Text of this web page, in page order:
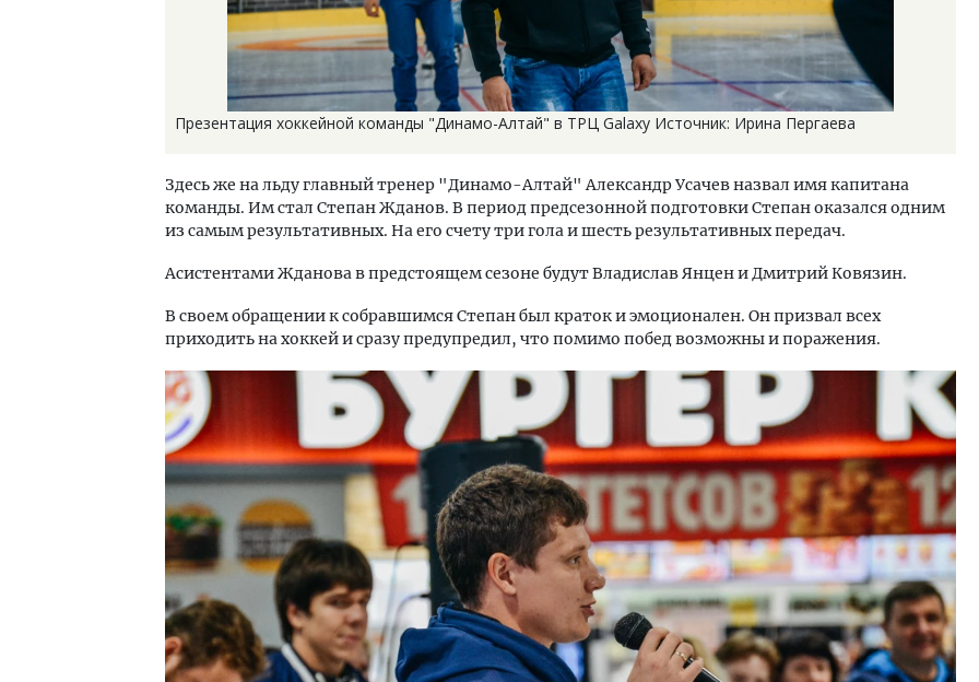
Презентация хоккейной команды "Динамо-Алтай" в ТРЦ Galaxy Источник: Ирина Пергаева
Здесь же на льду главный тренер "Динамо-Алтай" Александр Усачев назвал имя капитана
команды. Им стал Степан Жданов. В период предсезонной подготовки Степан оказался одним
из самым результативных. На его счету три гола и шесть результативных передач.
Асистентами Жданова в предстоящем сезоне будут Владислав Янцен и Дмитрий Ковязин.
В своем обращении к собравшимся Степан был краток и эмоционален. Он призвал всех
приходить на хоккей и сразу предупредил, что помимо побед возможны и поражения.